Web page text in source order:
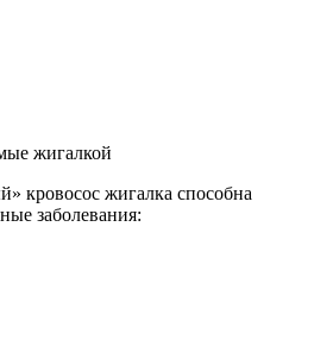
жигалкой
кровосос жигалка способна
заболевания: